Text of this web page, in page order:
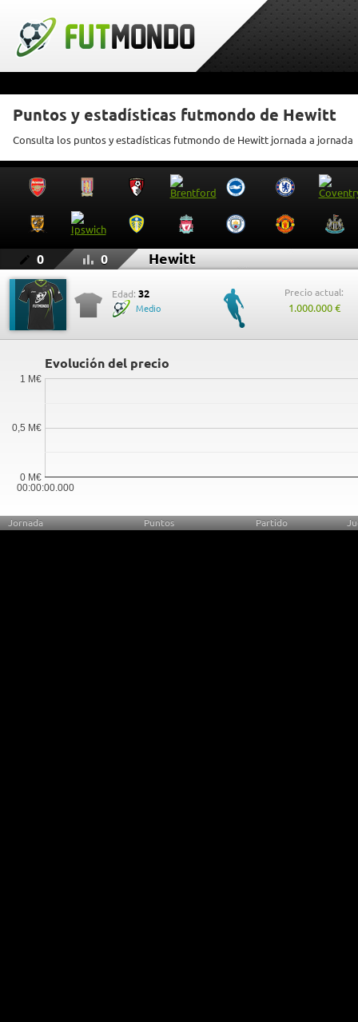
Puntos y estadísticas futmondo de Hewitt
Consulta los puntos y estadísticas futmondo de Hewitt jornada a jornada
0 0 Hewitt
Edad: 32
Medio
Precio actual:
1.000.000 €
Evolución del precio
00:00:00.000
0 M€
0,5 M€
1 M€
Jornada Puntos Partido